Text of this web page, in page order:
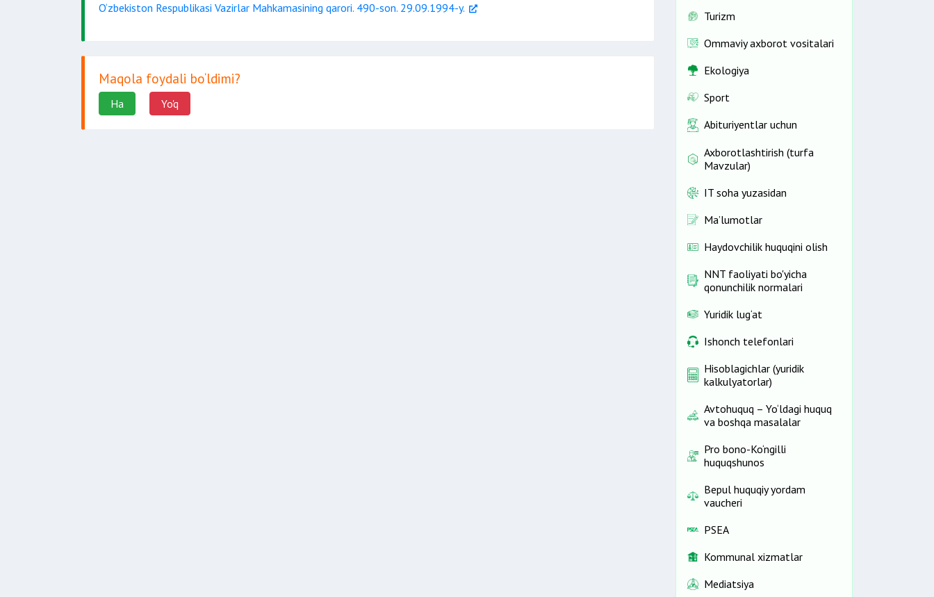
O‘zbekiston Respublikasi Vazirlar Mahkamasining qarori. 490-son. 29.09.1994-y.
Maqola foydali bo‘ldimi?
Ha Yo'q
Turizm
Ommaviy axborot vositalari
Ekologiya
Sport
Abituriyentlar uchun
Axborotlashtirish (turfa
Mavzular)
IT soha yuzasidan
Ma’lumotlar
Haydovchilik huquqini olish
NNT faoliyati bo'yicha
qonunchilik normalari
Yuridik lug‘at
Ishonch telefonlari
Hisoblagichlar (yuridik
kalkulyatorlar)
Avtohuquq – Yo‘ldagi huquq
va boshqa masalalar
Pro bono-Ko‘ngilli
huquqshunos
Bepul huquqiy yordam
vaucheri
PSEA
Kommunal xizmatlar
Mediatsiya